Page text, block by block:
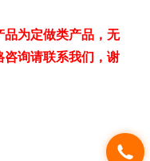
品为定做类产品，无
询请联系我们，谢